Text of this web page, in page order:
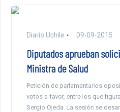
Diario Uchile 09-09-2015
Diputados aprueban
Ministra de Salud
Petición de parlamentarios
votos a favor, entre los que
Sergio Ojeda. La sesión se